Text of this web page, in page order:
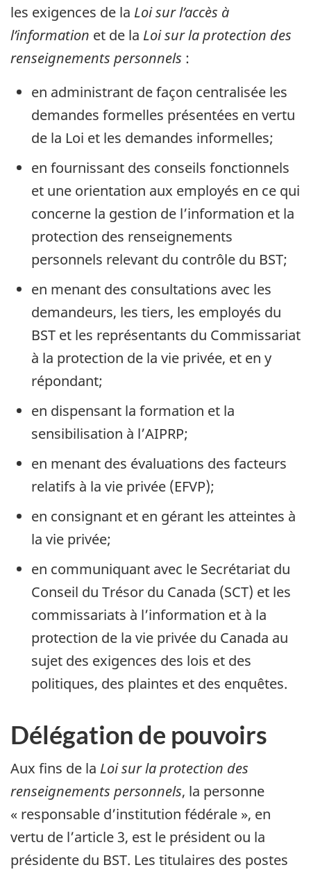
les exigences de la Loi sur l’accès à
l’information et de la Loi sur la protection des
renseignements personnels :
en administrant de façon centralisée les
demandes formelles présentées en vertu
de la Loi et les demandes informelles;
en fournissant des conseils fonctionnels
et une orientation aux employés en ce qui
concerne la gestion de l’information et la
protection des renseignements
personnels relevant du contrôle du BST;
en menant des consultations avec les
demandeurs, les tiers, les employés du
BST et les représentants du Commissariat
à la protection de la vie privée, et en y
répondant;
en dispensant la formation et la
sensibilisation à l’AIPRP;
en menant des évaluations des facteurs
relatifs à la vie privée (EFVP);
en consignant et en gérant les atteintes à
la vie privée;
en communiquant avec le Secrétariat du
Conseil du Trésor du Canada (SCT) et les
commissariats à l’information et à la
protection de la vie privée du Canada au
sujet des exigences des lois et des
politiques, des plaintes et des enquêtes.
Délégation de pouvoirs
Aux fins de la Loi sur la protection des
renseignements personnels, la personne
« responsable d’institution fédérale », en
vertu de l’article 3, est le président ou la
présidente du BST. Les titulaires des postes